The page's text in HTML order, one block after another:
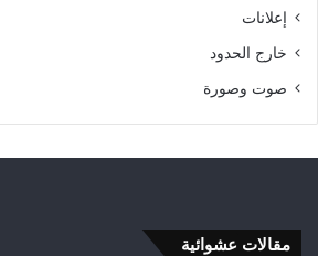
إعلانات
خارج الحدود
صوت وصورة
مقالات عشوائية